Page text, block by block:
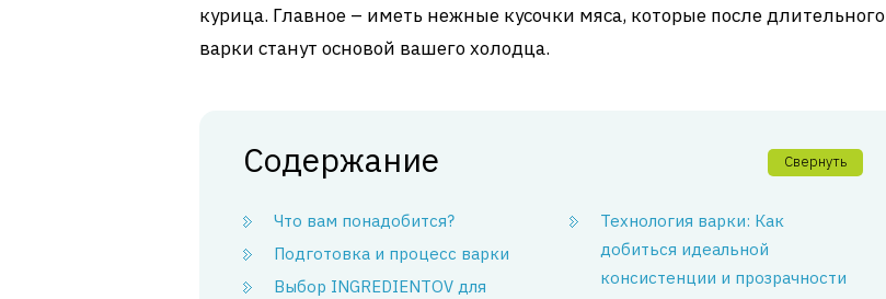
курица. Главное – иметь нежные кусочки мяса, которые после длительного
варки станут основой вашего холодца.
Содержание Свернуть
Что вам понадобится?
Подготовка и процесс варки
Выбор INGREDIENTOV для
Технология варки: Как
добиться идеальной
консистенции и прозрачности